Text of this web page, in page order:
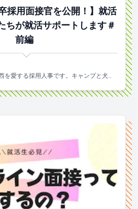
採用面接官を公開！】就活
ちが就活サポートします＃
前編
を愛する採用人事です。キャンプと犬と